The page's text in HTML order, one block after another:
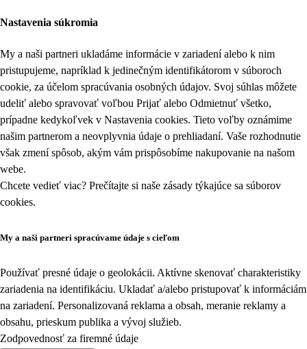
Nastavenia súkromia
My a naši partneri ukladáme informácie v zariadení alebo k nim
pristupujeme, napríklad k jedinečným identifikátorom v súboroch
cookie, za účelom spracúvania osobných údajov. Svoj súhlas môžete
udeliť alebo spravovať voľbou Prijať alebo Odmietnuť všetko,
prípadne kedykoľvek v Nastavenia cookies. Tieto voľby oznámime
našim partnerom a neovplyvnia údaje o prehliadaní. Vaše rozhodnutie
však zmení spôsob, akým vám prispôsobíme nakupovanie na našom
webe.
Chcete vedieť viac? Prečítajte si naše zásady týkajúce sa súborov
cookies.
My a naši partneri spracúvame údaje s cieľom
Používať presné údaje o geolokácii. Aktívne skenovať charakteristiky
zariadenia na identifikáciu. Ukladať a/alebo pristupovať k informáciám
na zariadení. Personalizovaná reklama a obsah, meranie reklamy a
obsahu, prieskum publika a vývoj služieb.
Zodpovednosť za firemné údaje